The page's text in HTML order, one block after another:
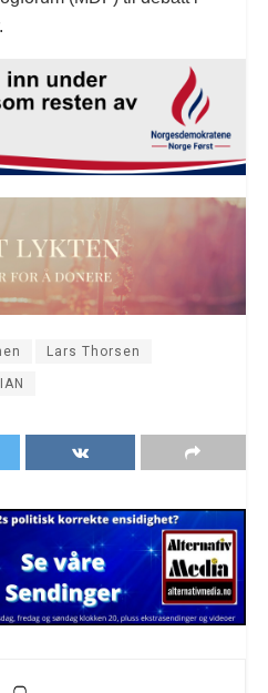
Lars Thorsen